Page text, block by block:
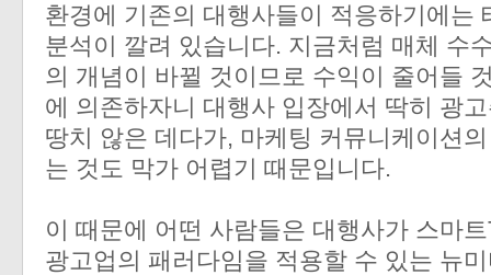
환경에 기존의 대행사들이 적응하기에는
분석이 깔려 있습니다. 지금처럼 매체 수
의 개념이 바뀔 것이므로 수익이 줄어들
에 의존하자니 대행사 입장에서 딱히 광
땅치 않은 데다가, 마케팅 커뮤니케이션
는 것도 막가 어렵기 때문입니다.
이 때문에 어떤 사람들은 대행사가 스마
광고업의 패러다임을 적용할 수 있는 뉴